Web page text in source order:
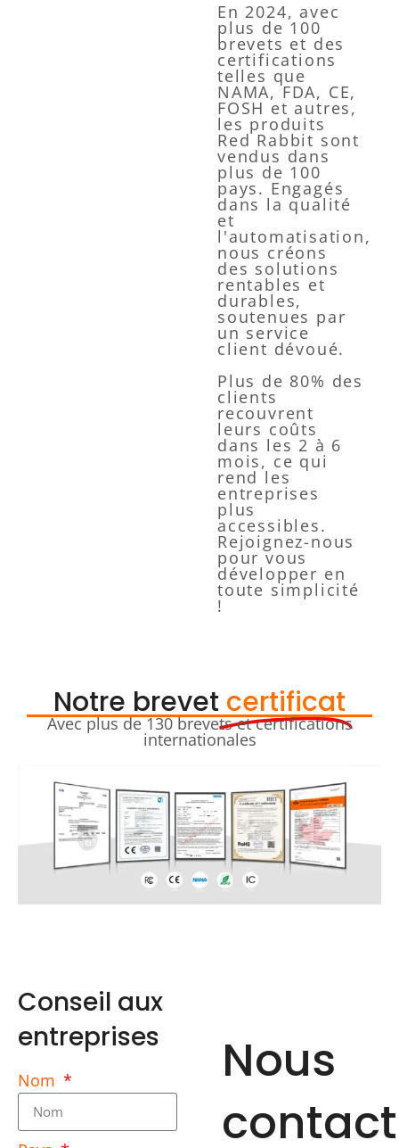
En 2024, avec
plus de 100
brevets et des
certifications
telles que
NAMA, FDA, CE,
FOSH et autres,
les produits
Red Rabbit sont
vendus dans
plus de 100
pays. Engagés
dans la qualité
et
l'automatisation,
nous créons
des solutions
rentables et
durables,
soutenues par
un service
client dévoué.
Plus de 80% des
clients
recouvrent
leurs coûts
dans les 2 à 6
mois, ce qui
rend les
entreprises
plus
accessibles.
Rejoignez-nous
pour vous
développer en
toute simplicité
!
Notre brevet certificat
Avec plus de 130 brevets et certifications
internationales
Conseil aux
entreprises
Nom
Nous